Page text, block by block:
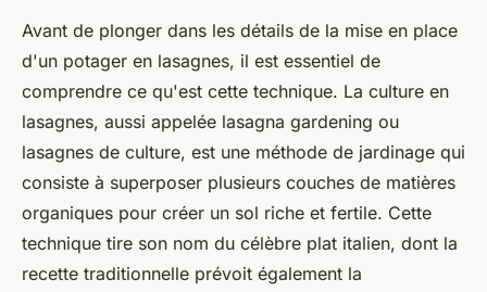
Avant de plonger dans les détails de la mise en place
d'un potager en lasagnes, il est essentiel de
comprendre ce qu'est cette technique. La culture en
lasagnes, aussi appelée lasagna gardening ou
lasagnes de culture, est une méthode de jardinage qui
consiste à superposer plusieurs couches de matières
organiques pour créer un sol riche et fertile. Cette
technique tire son nom du célèbre plat italien, dont la
recette traditionnelle prévoit également la